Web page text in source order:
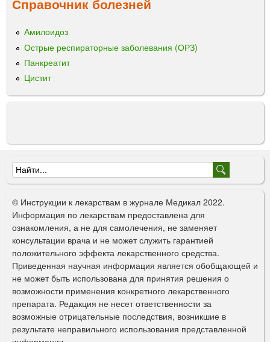
Справочник болезней
Амилоидоз
Острые респираторные заболевания (ОРЗ)
Панкреатит
Цистит
Ф
о
р
м
а
п
о
и
с
© Инструкции к лекарствам в журнале Медикал 2022.
Информация по лекарствам предоставлена для
ознакомления, а не для самолечения, не заменяет
консультации врача и не может служить гарантией
положительного эффекта лекарственного средства.
Приведенная научная информация является обобщающей и
не может быть использована для принятия решения о
возможности применения конкретного лекарственного
препарата. Редакция не несет ответственности за
возможные отрицательные последствия, возникшие в
результате неправильного использования представленной